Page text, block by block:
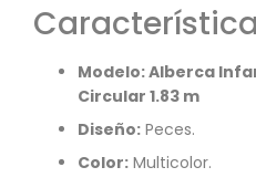
Modelo: Alberca
Circular 1.83 m
Diseño: Peces.
Color: Multicolor.